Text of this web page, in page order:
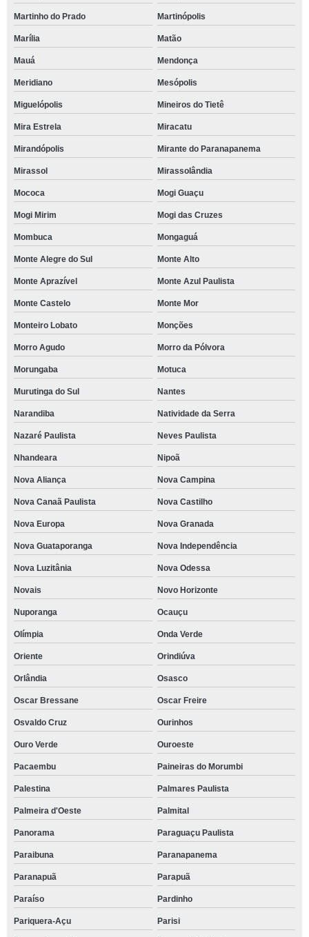
Martinho do Prado Martinópolis
Marília Matão
Mauá Mendonça
Meridiano Mesópolis
Miguelópolis Mineiros do Tietê
Mira Estrela Miracatu
Mirandópolis Mirante do Paranapanema
Mirassol Mirassolândia
Mococa Mogi Guaçu
Mogi Mirim Mogi das Cruzes
Mombuca Mongaguá
Monte Alegre do Sul Monte Alto
Monte Aprazível Monte Azul Paulista
Monte Castelo Monte Mor
Monteiro Lobato Monções
Morro Agudo Morro da Pólvora
Morungaba Motuca
Murutinga do Sul Nantes
Narandiba Natividade da Serra
Nazaré Paulista Neves Paulista
Nhandeara Nipoã
Nova Aliança Nova Campina
Nova Canaã Paulista Nova Castilho
Nova Europa Nova Granada
Nova Guataporanga Nova Independência
Nova Luzitânia Nova Odessa
Novais Novo Horizonte
Nuporanga Ocauçu
Olímpia Onda Verde
Oriente Orindiúva
Orlândia Osasco
Oscar Bressane Oscar Freire
Osvaldo Cruz Ourinhos
Ouro Verde Ouroeste
Pacaembu Paineiras do Morumbi
Palestina Palmares Paulista
Palmeira d'Oeste Palmital
Panorama Paraguaçu Paulista
Paraibuna Paranapanema
Paranapuã Parapuã
Paraíso Pardinho
Pariquera-Açu Parisi